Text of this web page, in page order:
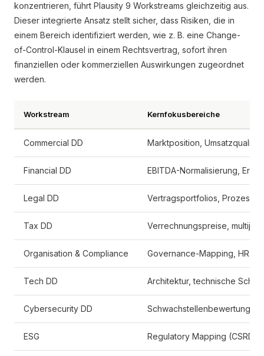
konzentrieren, führt Plausity 9 Workstreams gleichzeitig aus.
Dieser integrierte Ansatz stellt sicher, dass Risiken, die in
einem Bereich identifiziert werden, wie z. B. eine Change-
of-Control-Klausel in einem Rechtsvertrag, sofort ihren
finanziellen oder kommerziellen Auswirkungen zugeordnet
werden.
Workstream Kernfokusbereiche
Commercial DD Marktposition,
Financial DD EBITDA-Normalisierung,
Legal DD Vertragsportfolios,
Tax DD Verrechnungspreise,
Organisation & Compliance Governance-Mapping, HR-
Tech DD Architektur, technische
Cybersecurity DD Schwachstellenbewertungen
ESG Regulatory Mapping (CSRD,